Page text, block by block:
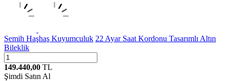
Semih Haşhaş Kuyumculuk 22 Ayar Saat Kordonu Tasarımlı Altın
Bileklik
149.440,00 TL
Şimdi Satın Al